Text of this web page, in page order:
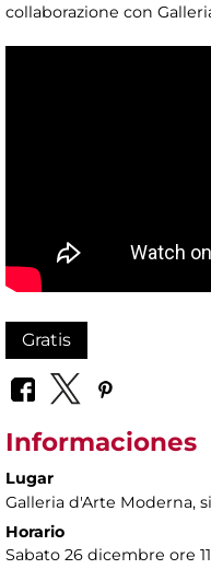
collaborazione con
Gratis
Informaciones
Lugar
Galleria d'Arte Moderna,
Horario
Sabato 26 dicembre ore